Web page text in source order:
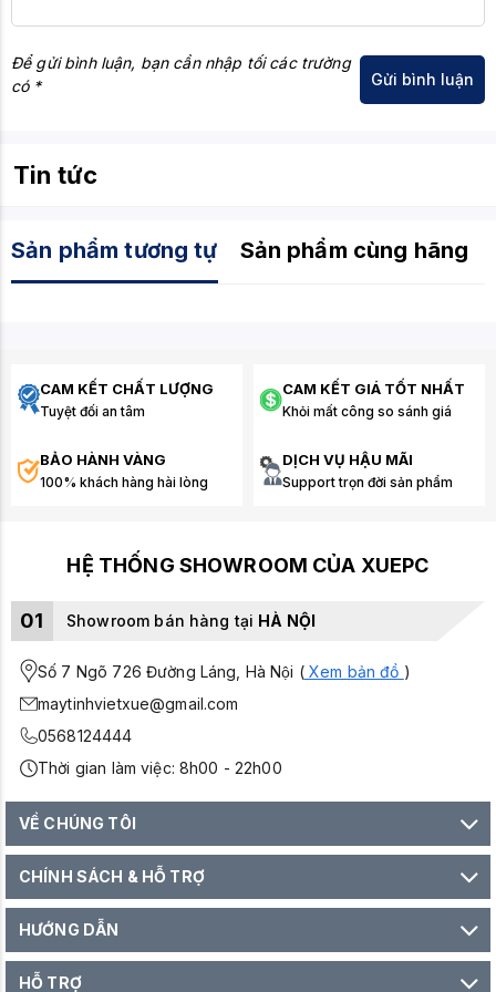
Tính năng
ASUS 5X PROTECTION III, ASUS CSM
(Corporate Stable Model), AURA Sync
Để gửi bình luận, bạn cần nhập tối các trường
có *
Tin tức
Sản phẩm tương tự Sản phẩm cùng hãng
CAM KẾT CHẤT LƯỢNG
Tuyệt đối an tâm
CAM KẾT GIÁ TỐT NHẤT
Khỏi mất công so sánh giá
BẢO HÀNH VÀNG
100% khách hàng hài lòng
DỊCH VỤ HẬU MÃI
Support trọn đời sản phẩm
HỆ THỐNG SHOWROOM CỦA XUEPC
01 Showroom bán hàng tại HÀ NỘI
Số 7 Ngõ 726 Đường Láng, Hà Nội (Xem bản đồ )
maytinhvietxue@gmail.com
0568124444
Thời gian làm việc: 8h00 - 22h00
VỀ CHÚNG TÔI
CHÍNH SÁCH & HỖ TRỢ
HƯỚNG DẪN
HỖ TRỢ